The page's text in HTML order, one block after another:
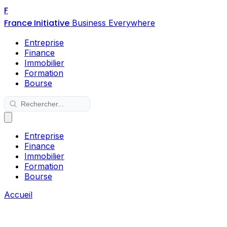
F
France Initiative Business Everywhere
Entreprise
Finance
Immobilier
Formation
Bourse
Entreprise
Finance
Immobilier
Formation
Bourse
Accueil